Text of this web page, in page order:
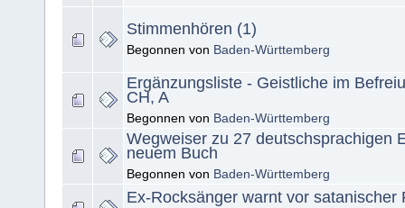
Stimmenhören (1)
Begonnen von Baden-Württemberg
Ergänzungsliste - Geistliche im
CH, A
Begonnen von Baden-Württemberg
Wegweiser zu 27 deutschsprachigen
neuem Buch
Begonnen von Baden-Württemberg
Ex-Rocksänger warnt vor satanischer